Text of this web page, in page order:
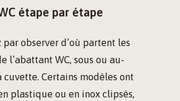
étape par étape
par observer d’où partent les
l’abattant WC, sous ou au-
cuvette. Certains modèles ont
plastique ou en inox clipsés,